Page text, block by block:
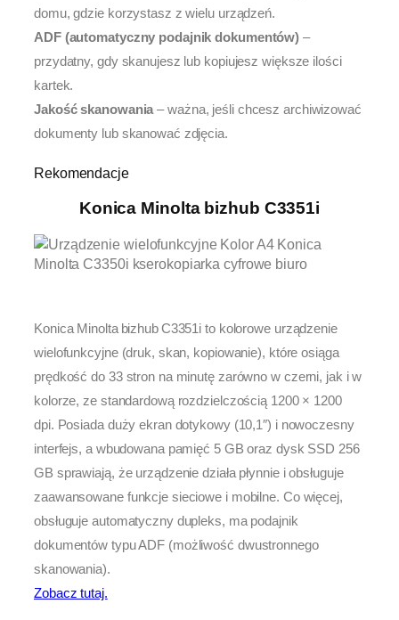
domu, gdzie korzystasz z wielu urządzeń.
ADF (automatyczny podajnik dokumentów) –
przydatny, gdy skanujesz lub kopiujesz większe ilości
kartek.
Jakość skanowania – ważna, jeśli chcesz archiwizować
dokumenty lub skanować zdjęcia.
Rekomendacje
Konica Minolta bizhub C3351i
Konica Minolta bizhub C3351i to kolorowe urządzenie
wielofunkcyjne (druk, skan, kopiowanie), które osiąga
prędkość do 33 stron na minutę zarówno w czerni, jak i w
kolorze, ze standardową rozdzielczością 1200 × 1200
dpi. Posiada duży ekran dotykowy (10,1″) i nowoczesny
interfejs, a wbudowana pamięć 5 GB oraz dysk SSD 256
GB sprawiają, że urządzenie działa płynnie i obsługuje
zaawansowane funkcje sieciowe i mobilne. Co więcej,
obsługuje automatyczny dupleks, ma podajnik
dokumentów typu ADF (możliwość dwustronnego
skanowania).
Zobacz tutaj.